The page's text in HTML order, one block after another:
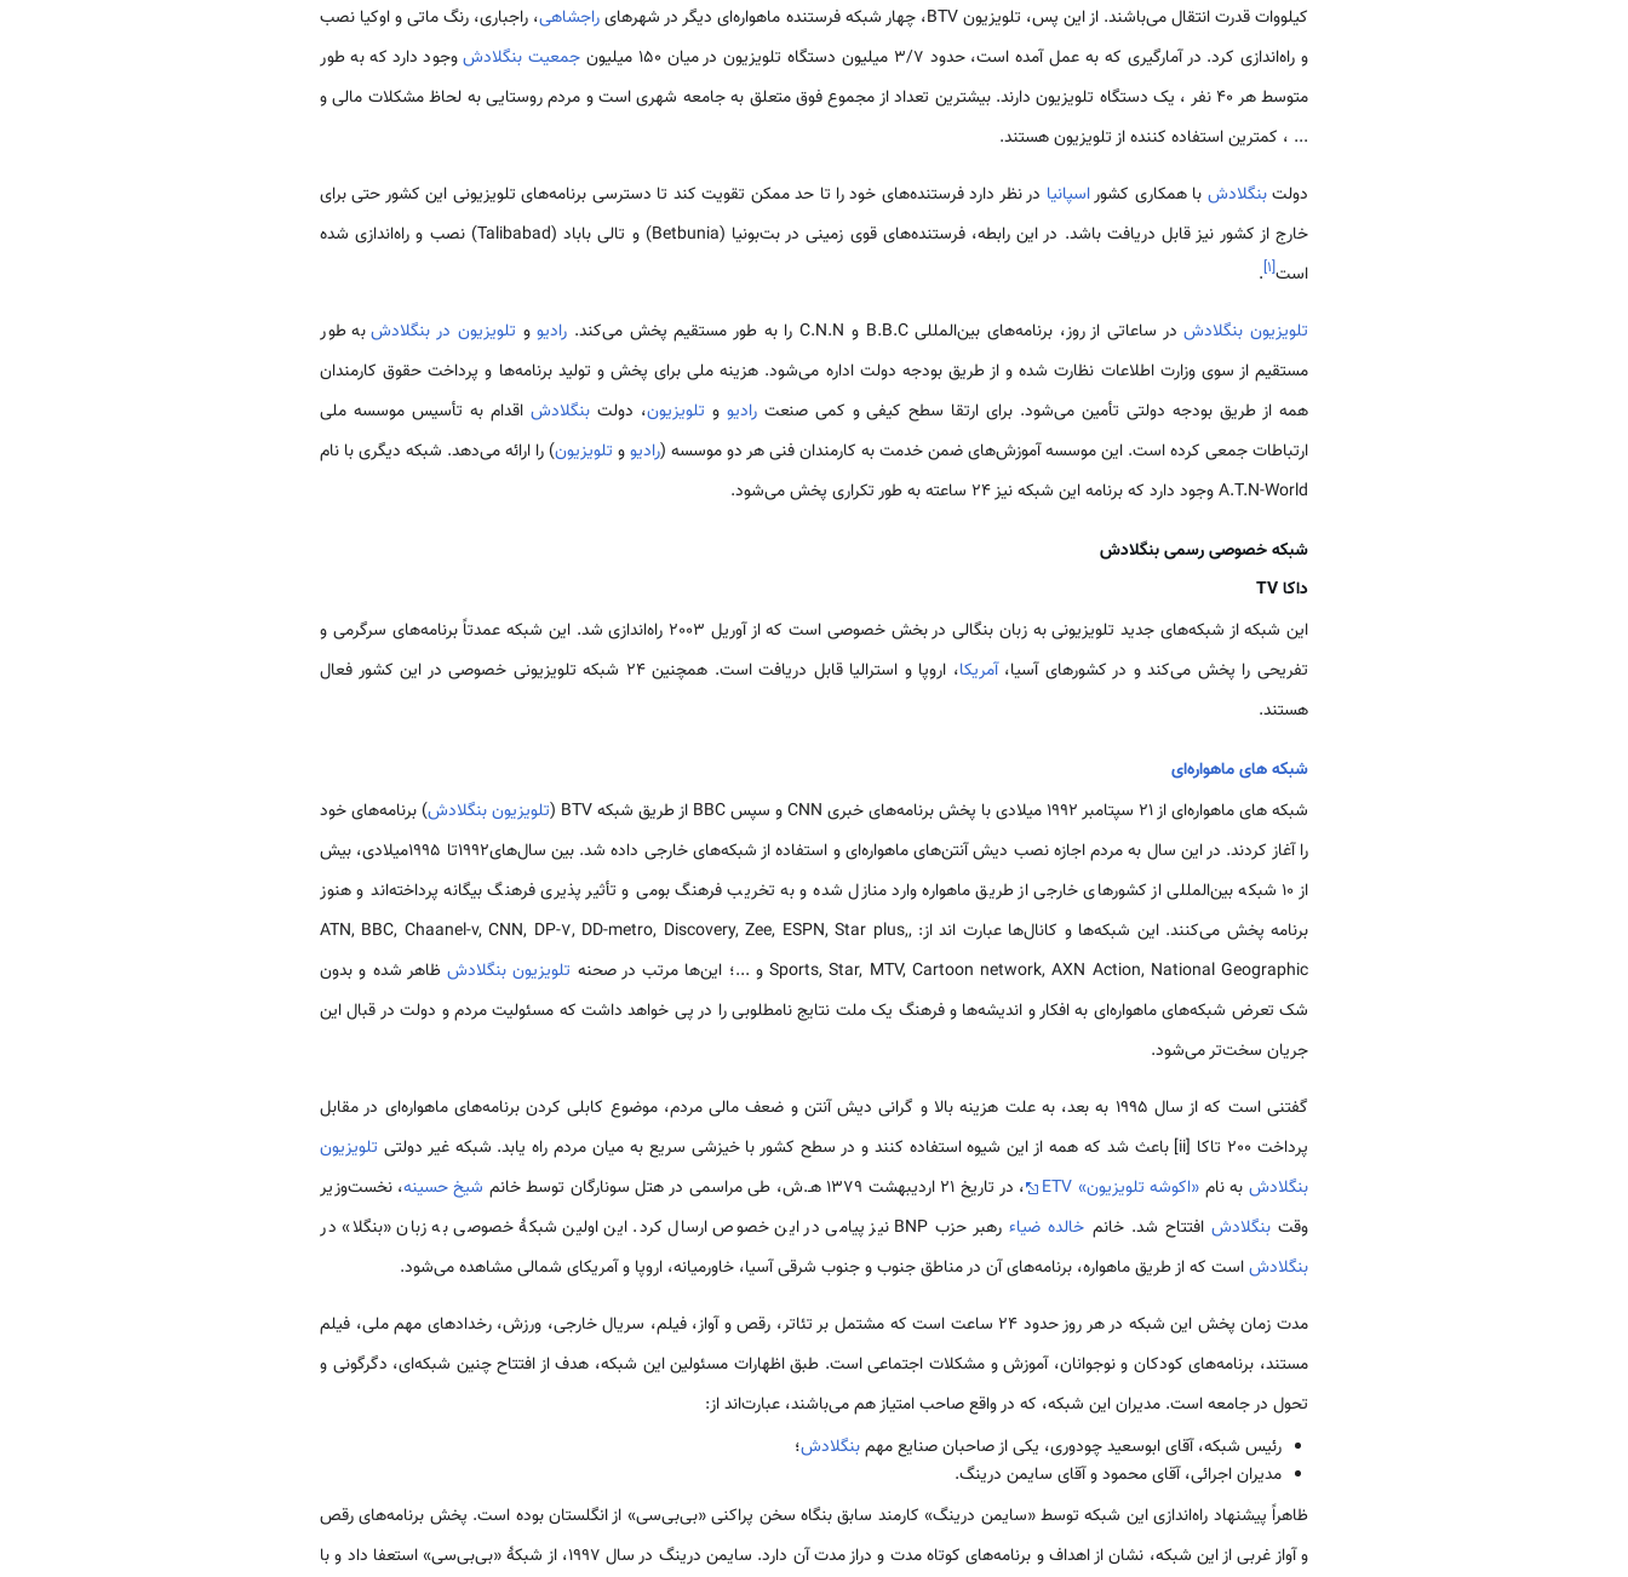
کیلووات قدرت انتقال می‌باشند. از این پس، تلویزیون BTV، چهار شبکه فرستنده ماهواره‌ای دیگر در شهرهای
راجشاهی، راجباری، رنگ ماتی و اوکیا نصب
و راه‌اندازی کرد. در آمارگیری که به عمل آمده است، حدود 3/7 میلیون دستگاه تلویزیون در میان 150 میلیون
جمعیت بنگلادشوجود دارد که به طور
متوسط هر 40 نفر ، یک دستگاه تلویزیون دارند. بیشترین تعداد از مجموع فوق متعلق به جامعه شهری است و مردم روستایی به لحاظ مشکلات مالی و
... ، کمترین استفاده کننده از تلویزیون هستند.
دولتبنگلادش با همکاری کشوراسپانیا در نظر دارد فرستنده‌های خود را تا حد ممکن تقویت کند تا دسترسی برنامه‌های تلویزیونی این کشور حتی برای
خارج از کشور نیز قابل دریافت باشد. در این رابطه، فرستنده‌های قوی زمینی در بت‌بونیا (Betbunia) و تالی باباد (Talibabad) نصب و راه‌اندازی شده
است[۱]
.
تلویزیون بنگلادشدر ساعاتی از روز، برنامه‌های بین‌المللی B.B.C و C.N.N را به طور مستقیم پخش می‌کند. رادیوو تلویزیون در بنگلادشبه طور
مستقیم از سوی وزارت اطلاعات نظارت شده و از طریق بودجه دولت اداره می‌شود. هزینه ملی برای پخش و تولید برنامه‌ها و پرداخت حقوق کارمندان
همه از طریق بودجه دولتی تأمین می‌شود. برای ارتقا سطح کیفی و کمی صنعترادیو و تلویزیون، دولتبنگلادش اقدام به تأسیس موسسه ملی
ارتباطات جمعی کرده است. این موسسه آموزش‌های ضمن خدمت به کارمندان فنی هر دو موسسه (رادیوو تلویزیون) را ارائه می‌دهد. شبکه دیگری با نام
A.T.N-World وجود دارد که برنامه این شبکه نیز 24 ساعته به طور تکراری پخش می‌شود.
شبکه خصوصی رسمی بنگلادش
داکا TV
این شبکه از شبکه‌های جدید تلویزیونی به زبان بنگالی در بخش خصوصی است که از آوریل 2003 راه‌اندازی شد. این شبکه عمدتاً برنامه‌های سرگرمی و
تفریحی را پخش می‌کند و در کشورهای آسیا،آمریکا
، اروپا و استرالیا قابل دریافت است. همچنین 24 شبکه تلویزیونی خصوصی در این کشور فعال
هستند.
شبکه های ماهواره‌ای
شبکه های ماهواره‌ای از 21 سپتامبر 1992 میلادی با پخش برنامه‌های خبری CNN و سپس BBC از طریق شبکه BTV (
تلویزیون بنگلادش) برنامه‌های خود
را آغاز کردند. در این سال به مردم اجازه نصب دیش آنتن‌های ماهواره‌ای و استفاده از شبکه‌های خارجی داده شد. بین سال‌های1992تا 1995میلادی، بیش
از 10 شبکه بین‌المللی از کشورهای خارجی از طریق ماهواره وارد منازل شده و به تخریب فرهنگ بومی و تأثیر پذیری فرهنگ بیگانه پرداخته‌اند و هنوز
برنامه پخش می‌کنند. این شبکه‌ها و کانال‌ها عبارت اند از: ,ATN, BBC, Chaanel-v, CNN, DP-7, DD-metro, Discovery, Zee, ESPN, Star plus,
Sports, Star, MTV, Cartoon network, AXN Action, National Geographic و ...؛ این‌ها مرتب در صحنه
تلویزیون بنگلادش ظاهر شده و بدون
شک تعرض شبکه‌های ماهواره‌ای به افکار و اندیشه‌ها و فرهنگ یک ملت نتایج نامطلوبی را در پی خواهد داشت که مسئولیت مردم و دولت در قبال این
جریان سخت‌تر می‌شود.
گفتنی است که از سال 1995 به بعد، به علت هزینه بالا و گرانی دیش آنتن و ضعف مالی مردم، موضوع کابلی کردن برنامه‌های ماهواره‌ای در مقابل
پرداخت 200 تاکا [ii] باعث شد که همه از این شیوه استفاده کنند و در سطح کشور با خیزشی سریع به میان مردم راه یابد. شبکه غیر دولتی
تلویزیون
بنگلادشبه نام «اکوشه تلویزیون» ETV ، در تاریخ 21 اردیبهشت 1379 هـ.ش، طی مراسمی در هتل سونارگان توسط خانم شیخ حسینه، نخست‌وزیر
وقتبنگلادش افتتاح شد. خانم خالده ضیاءرهبر حزب BNP نیز پیامی در این خصوص ارسال کرد. این اولین شبکۀ خصوصی به زبان «بنگلا» در
بنگلادشاست که از طریق ماهواره، برنامه‌های آن در مناطق جنوب و جنوب شرقی آسیا، خاورمیانه، اروپا و آمریکای شمالی مشاهده می‌شود.
مدت زمان پخش این شبکه در هر روز حدود 24 ساعت است که مشتمل بر تئاتر، رقص و آواز، فیلم، سریال خارجی، ورزش، رخدادهای مهم ملی، فیلم
مستند، برنامه‌های کودکان و نوجوانان، آموزش و مشکلات اجتماعی است. طبق اظهارات مسئولین این شبکه، هدف از افتتاح چنین شبکه‌ای، دگرگونی و
تحول در جامعه است. مدیران این شبکه، که در واقع صاحب امتیاز هم می‌باشند، عبارت‌اند از:
رئیس شبکه، آقای ابوسعید چودوری، یکی از صاحبان صنایع مهمبنگلادش؛
مدیران اجرائی، آقای محمود و آقای سایمن درینگ.
ظاهراً پیشنهاد راه‌اندازی این شبکه توسط «سایمن درینگ» کارمند سابق بنگاه سخن پراکنی «بی‌بی‌سی» از انگلستان بوده است. پخش برنامه‌های رقص
و آواز غربی از این شبکه، نشان از اهداف و برنامه‌های کوتاه مدت و دراز مدت آن دارد. سایمن درینگ در سال 1997، از شبکۀ «بی‌بی‌سی» استعفا داد و با